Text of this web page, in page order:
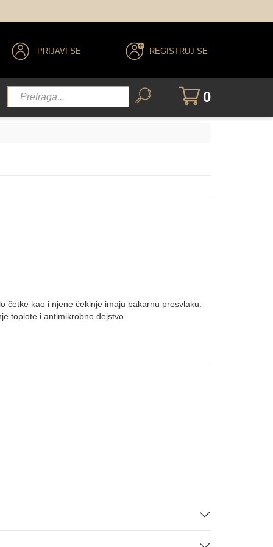
PRIJAVI SE REGISTRUJ SE
0
četke kao i njene čekinje imaju bakarnu presvlaku.
toplote i antimikrobno dejstvo.